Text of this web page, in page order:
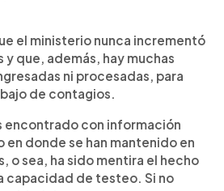
el ministerio nunca incrementó
y que, además, hay muchas
ni procesadas, para
de contagios.
encontrado con información
donde se han mantenido en
o sea, ha sido mentira el hecho
capacidad de testeo. Si no